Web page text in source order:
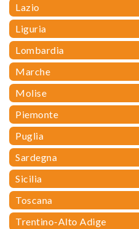
Lazio
Liguria
Lombardia
Marche
Molise
Piemonte
Puglia
Sardegna
Sicilia
Toscana
Trentino-Alto Adige